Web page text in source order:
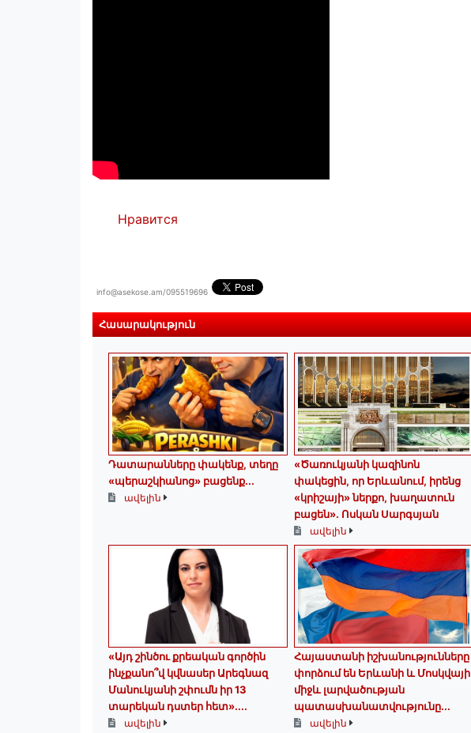
Нравится
info@asekose.am/095519696
Հասարակություն
Դատարանները փակենք, տեղը
«պերաշկիանոց» բացենք․․․
ավելին
«Ծառուկյանի կազինոն
փակեցին, որ Երևանում, իրենց
«կրիշայի» ներքո, խաղատուն
բացեն»․ Ոսկան Սարգսյան
ավելին
«Այդ շինծու քրեական գործին
ինչքանո՞վ կվնասեր Արեգնազ
Մանուկյանի շփումն իր 13
տարեկան դստեր հետ»․...
ավելին
Հայաստանի իշխանությունները
փորձում են Երևանի և Մոսկվայի
միջև լարվածության
պատասխանատվությունը...
ավելին